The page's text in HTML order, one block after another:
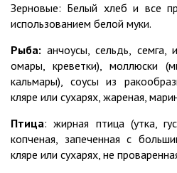
Зерновые: Белый хлеб и все
использованием белой муки.
Рыба: анчоусы, сельдь, семга,
омары, креветки), моллюски
кальмары), соусы из
кляре или сухарях, жареная,
Птица: жирная птица (утка,
копченая, запеченная с
кляре или сухарях, не